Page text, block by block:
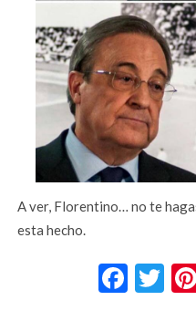
A ver, Florentino… no te
esta hecho.